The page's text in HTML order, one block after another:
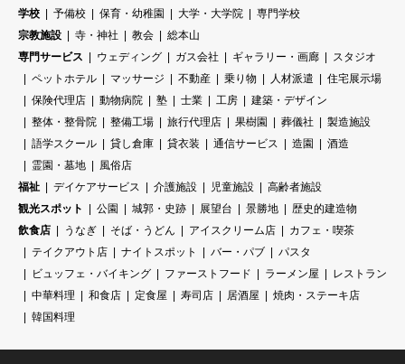
学校
予備校 保育・幼稚園 大学・大学院
専門学校
宗教施設
寺・神社 教会
総本山
専門サービス
ウェディング ガス会社 ギャラリー・画廊
スタジオ
ペットホテル
マッサージ 不動産 乗り物 人材派遣
住宅展示場
保険代理店
動物病院 塾 士業 工房
建築・デザイン
整体・整骨院
整備工場 旅行代理店 果樹園 葬儀社
製造施設
語学スクール
貸し倉庫 貸衣装 通信サービス 造園
酒造
霊園・墓地
風俗店
福祉
デイケアサービス 介護施設 児童施設
高齢者施設
観光スポット
公園 城郭・史跡 展望台 景勝地
歴史的建造物
飲食店
うなぎ そば・うどん アイスクリーム店
カフェ・喫茶
テイクアウト店
ナイトスポット バー・パブ
パスタ
ビュッフェ・バイキング
ファーストフード ラーメン屋
レストラン
中華料理
和食店 定食屋 寿司店 居酒屋
焼肉・ステーキ店
韓国料理